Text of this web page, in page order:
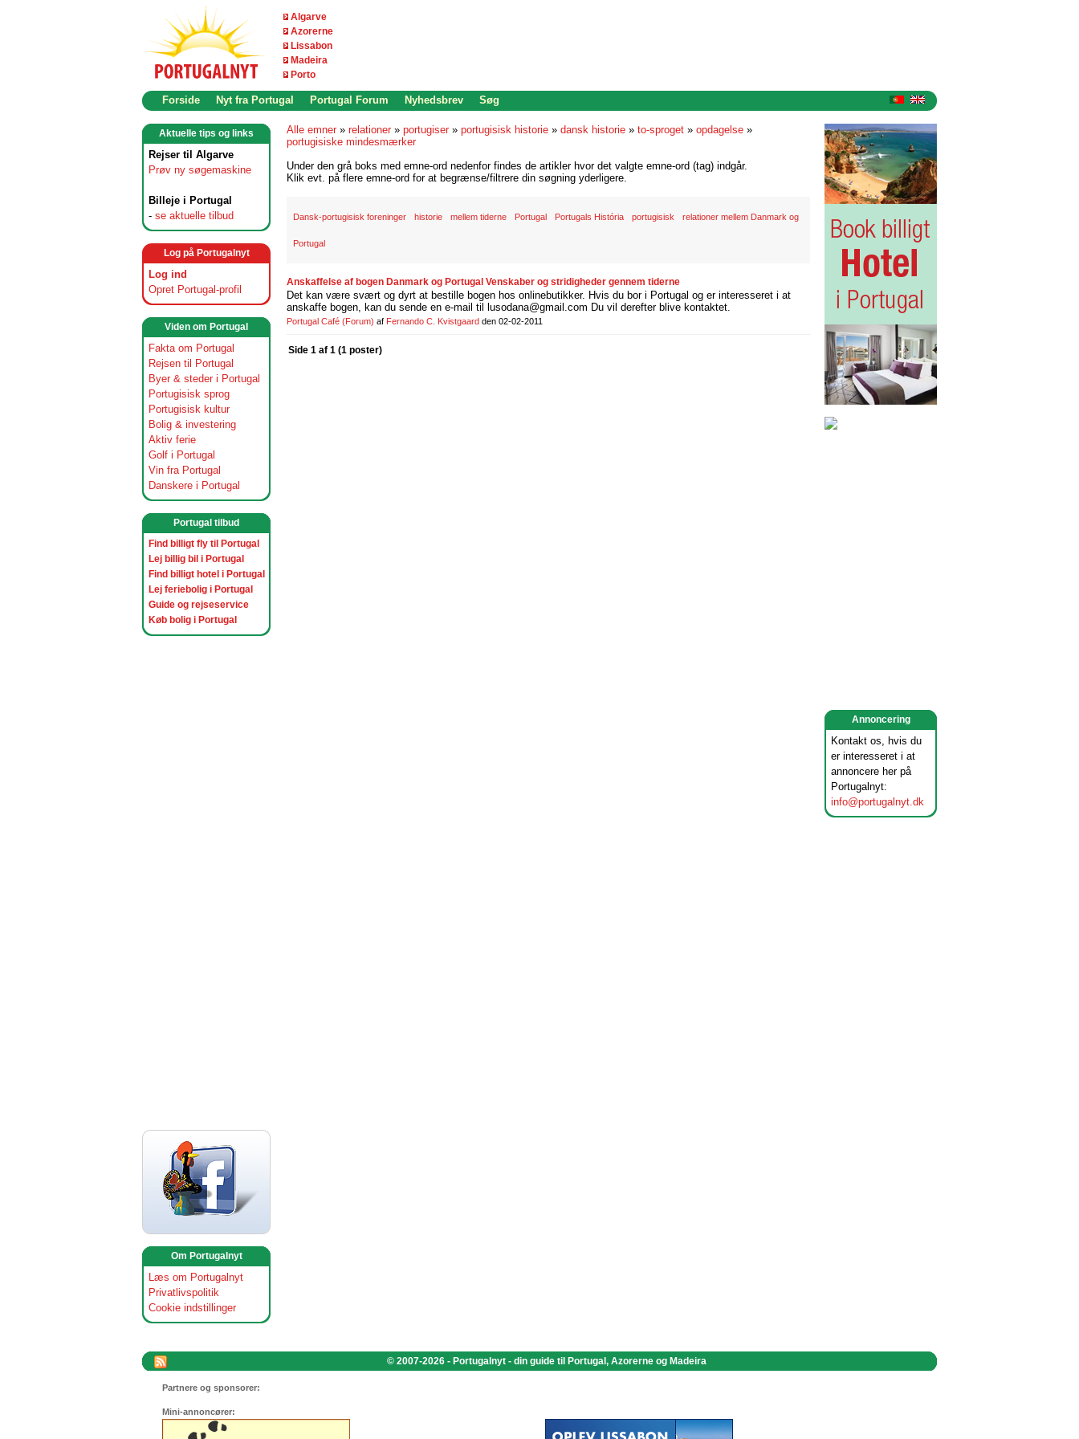
Algarve
Azorerne
Lissabon
Madeira
Porto
Forside Nyt fra Portugal Portugal Forum Nyhedsbrev Søg
Annoncering
Kontakt os, hvis du
er interesseret i at
annoncere her på
Portugalnyt:
info@portugalnyt.dk
Aktuelle tips og links
Rejser til Algarve
Prøv ny søgemaskine
Billeje i Portugal
- se aktuelle tilbud
Log på Portugalnyt
Log ind
Opret Portugal-profil
Viden om Portugal
Fakta om Portugal
Rejsen til Portugal
Byer & steder i Portugal
Portugisisk sprog
Portugisisk kultur
Bolig & investering
Aktiv ferie
Golf i Portugal
Vin fra Portugal
Danskere i Portugal
Portugal tilbud
Find billigt fly til Portugal
Lej billig bil i Portugal
Find billigt hotel i Portugal
Lej feriebolig i Portugal
Guide og rejseservice
Køb bolig i Portugal
Om Portugalnyt
Læs om Portugalnyt
Privatlivspolitik
Cookie indstillinger
Alle emner » relationer » portugiser » portugisisk historie » dansk historie » to-sproget » opdagelse »
portugisiske mindesmærker
Under den grå boks med emne-ord nedenfor findes de artikler hvor det valgte emne-ord (tag) indgår.
Klik evt. på flere emne-ord for at begrænse/filtrere din søgning yderligere.
Dansk-portugisisk foreninger historie mellem tiderne Portugal Portugals História portugisisk relationer mellem Danmark og
Portugal
Anskaffelse af bogen Danmark og Portugal Venskaber og stridigheder gennem tiderne
Det kan være svært og dyrt at bestille bogen hos onlinebutikker. Hvis du bor i Portugal og er interesseret i at
anskaffe bogen, kan du sende en e-mail til lusodana@gmail.com Du vil derefter blive kontaktet.
Portugal Café (Forum) af Fernando C. Kvistgaard den 02-02-2011
Side 1 af 1 (1 poster)
© 2007-2026 - Portugalnyt - din guide til Portugal, Azorerne og Madeira
Partnere og sponsorer:
Mini-annoncører: